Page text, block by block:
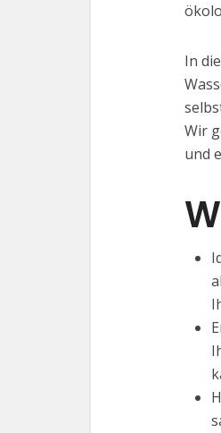
In
Wir
und